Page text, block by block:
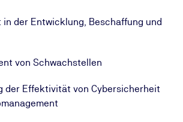
der Entwicklung, Beschaffung und
von Schwachstellen
der Effektivität von Cybersicherheit